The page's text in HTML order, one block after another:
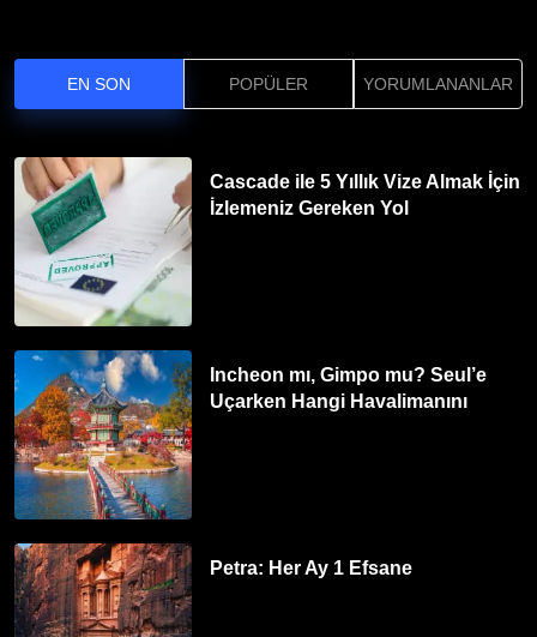
EN SON POPÜLER YORUMLANANLAR
Cascade ile 5 Yıllık Vize Almak İçin
İzlemeniz Gereken Yol
Incheon mı, Gimpo mu? Seul’e
Uçarken Hangi Havalimanını
Petra: Her Ay 1 Efsane